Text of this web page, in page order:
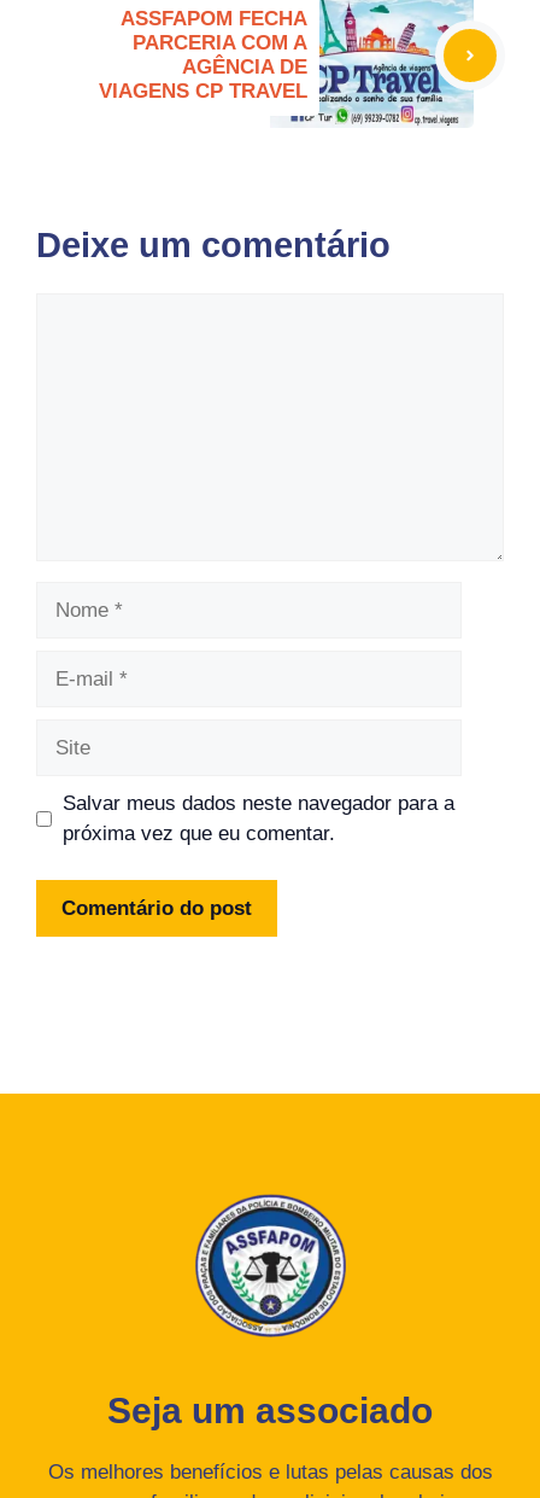
ASSFAPOM FECHA
PARCERIA COM A
AGÊNCIA DE
VIAGENS CP TRAVEL
Deixe um comentário
Salvar meus dados neste navegador para a
próxima vez que eu comentar.
Seja um associado
Os melhores benefícios e lutas pelas causas dos